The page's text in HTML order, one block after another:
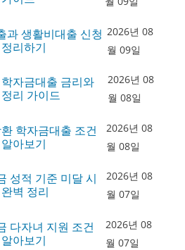
과 생활비대출 신청
리하기
2026년 08
월 09일
자금대출 금리와
리 가이드
2026년 08
월 08일
학자금대출 조건
아보기
2026년 08
월 08일
성적 기준 미달 시
벽 정리
2026년 08
월 07일
다자녀 지원 조건
아보기
2026년 08
월 07일